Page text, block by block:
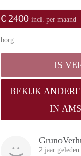
€ 2400 incl. per maand
borg
IS
BEKIJK
IN
2 jaar